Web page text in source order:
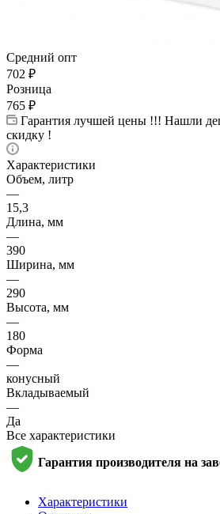
Средний опт
702 ₽
Розница
765 ₽
Гарантия лучшей цены !!! Нашли
скидку !
Характеристики
Объем, литр
—
15,3
Длина, мм
—
390
Ширина, мм
—
290
Высота, мм
—
180
Форма
—
конусный
Вкладываемый
—
Да
Все характеристики
Гарантия производителя на
Характеристики